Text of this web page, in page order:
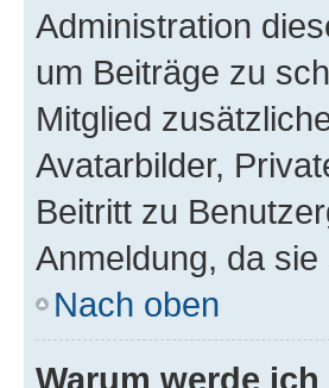
Administration
um Beiträge zu
Mitglied
Avatarbilder,
Beitritt zu
Anmeldung, da
Nach oben
Warum werde